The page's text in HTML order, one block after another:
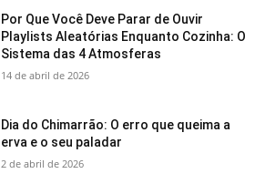
Por Que Você Deve Parar de Ouvir
Playlists Aleatórias Enquanto Cozinha: O
Sistema das 4 Atmosferas
14 de abril de 2026
Dia do Chimarrão: O erro que queima a
erva e o seu paladar
2 de abril de 2026